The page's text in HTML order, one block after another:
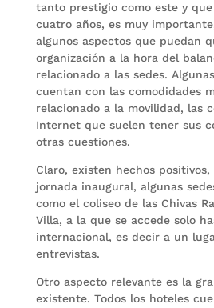
tanto prestigio como este y
cuatro años, es muy
algunos aspectos que puedan
organización a la hora del
relacionado a las sedes.
cuentan con las comodidades
relacionado a la movilidad, las
Internet que suelen tener sus
otras cuestiones.
Claro, existen hechos
jornada inaugural, algunas
como el coliseo de las Chivas
Villa, a la que se accede solo
internacional, es decir a un
entrevistas.
Otro aspecto relevante es la
existente. Todos los hoteles